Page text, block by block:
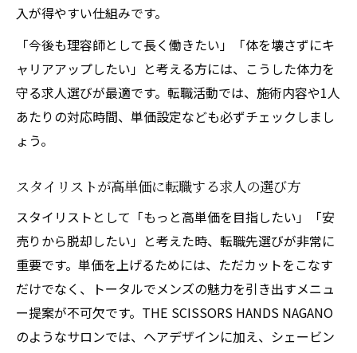
スタイリスト求人が導くキャリアアップの
未来
高単価メンズサロン転職で得られる新しい
価値
美容師として理想を叶える求人の選び方
入が得やすい仕組みです。
「今後も理容師として長く働きたい」「体を壊さずにキ
ャリアアップしたい」と考える方には、こうした体力を
守る求人選びが最適です。転職活動では、施術内容や1人
あたりの対応時間、単価設定なども必ずチェックしまし
ょう。
スタイリストが高単価に転職する求人の選び方
スタイリストとして「もっと高単価を目指したい」「安
売りから脱却したい」と考えた時、転職先選びが非常に
重要です。単価を上げるためには、ただカットをこなす
だけでなく、トータルでメンズの魅力を引き出すメニュ
ー提案が不可欠です。THE SCISSORS HANDS NAGANO
のようなサロンでは、ヘアデザインに加え、シェービン